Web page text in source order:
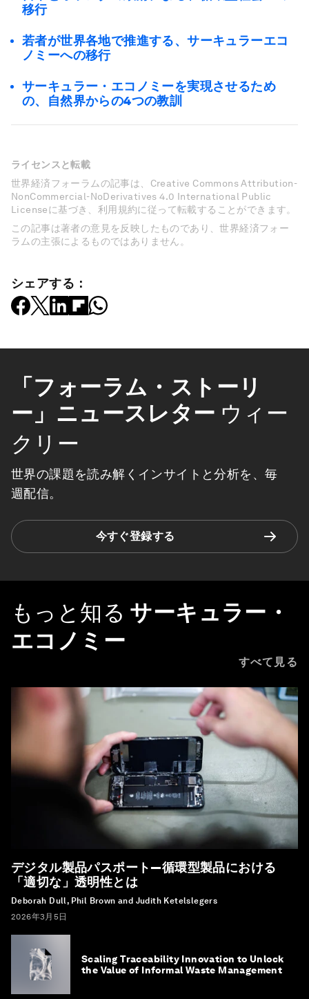
移行
若者が世界各地で推進する、サーキュラーエコ
ノミーへの移行
サーキュラー・エコノミーを実現させるため
の、自然界からの4つの教訓
ライセンスと転載
世界経済フォーラムの記事は、Creative Commons Attribution-
NonCommercial-NoDerivatives 4.0 International Public
Licenseに基づき、利用規約に従って転載することができます。
この記事は著者の意見を反映したものであり、世界経済フォー
ラムの主張によるものではありません。
シェアする：
「フォーラム・ストーリ
ー」ニュースレター ウィー
クリー
世界の課題を読み解くインサイトと分析を、毎
週配信。
今すぐ登録する
もっと知る サーキュラー・
エコノミー
すべて見る
デジタル製品パスポート―循環型製品における
「適切な」透明性とは
Deborah Dull, Phil Brown and Judith Ketelslegers
2026年3月5日
Scaling Traceability Innovation to Unlock
the Value of Informal Waste Management